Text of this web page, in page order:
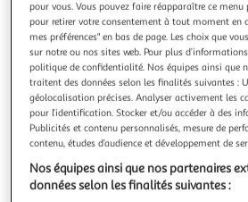
4.3 (7)
AUCHAN BIO
Mélange de fruits rouges entiers
On vous donne le meilleur !. Ces
récoltés à maturité puis triés à la
meilleur !. On vous en donne plus !.
légèrement acidulé dans la
smoothies, et yaourts glacés
En savoir +
Vous voulez connaître le prix
pour vous. Vous pouvez faire réapparaître ce
pour retirer votre consentement à tout moment en
mes préférences" en bas de page. Les choix que
sur notre ou nos sites web. Pour plus
politique de confidentialité. Nos équipes ainsi que
traitent des données selon les finalités suivantes :
géolocalisation précises. Analyser activement les
pour l’identification. Stocker et/ou accéder à des
Publicités et contenu personnalisés, mesure de
contenu, études d’audience et développement de
Nos équipes ainsi que nos partenaires
données selon les finalités suivantes :